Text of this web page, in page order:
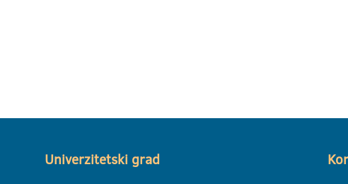
Univerzitetski grad